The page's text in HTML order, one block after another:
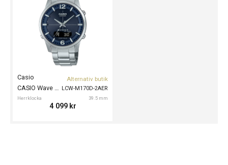
LCW-M170D-2AER
Casio
Herrklocka 39.5 mm
CASIO Wave Ceptor 39mm
Alternativ butik
4 099 kr